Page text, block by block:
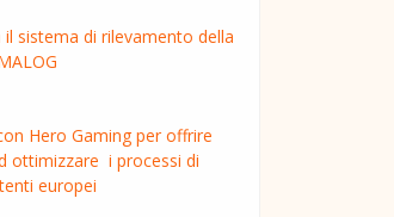
il sistema di rilevamento della
Hero Gaming per offrire
ottimizzare i processi di
europei